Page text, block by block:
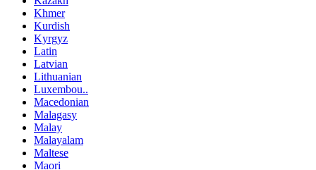
Khmer
Kurdish
Kyrgyz
Latin
Latvian
Lithuanian
Luxembou..
Macedonian
Malagasy
Malay
Malayalam
Maltese
Maori